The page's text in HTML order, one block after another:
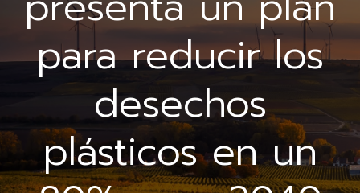
para reducir los
desechos
plásticos en un